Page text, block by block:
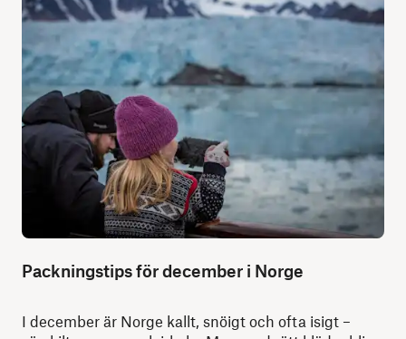
Packningstips för december i Norge
I december är Norge kallt, snöigt och ofta isigt –